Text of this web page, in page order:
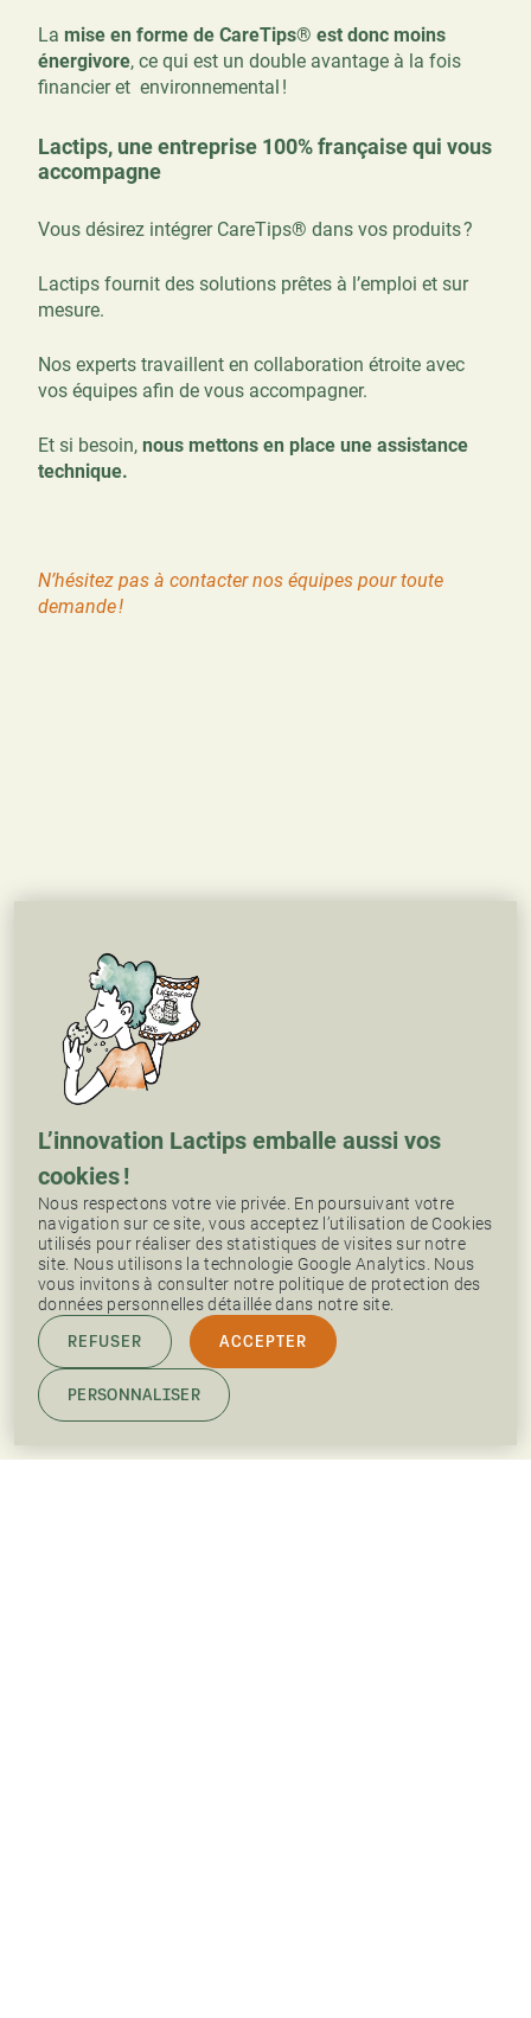
La mise en forme de CareTips® est donc moins
énergivore, ce qui est un double avantage à la fois
financier et environnemental !
Lactips, une entreprise 100% française qui vous
accompagne
Vous désirez intégrer CareTips® dans vos produits ?
Lactips fournit des solutions prêtes à l’emploi et sur
mesure.
Nos experts travaillent en collaboration étroite avec
vos équipes afin de vous accompagner.
Et si besoin, nous mettons en place une assistance
technique.
N’hésitez pas à contacter nos équipes pour toute
demande !
L’innovation Lactips emballe aussi vos
cookies !
Nous respectons votre vie privée. En poursuivant votre
navigation sur ce site, vous acceptez l’utilisation de Cookies
utilisés pour réaliser des statistiques de visites sur notre
site. Nous utilisons la technologie Google Analytics. Nous
vous invitons à consulter notre politique de protection des
données personnelles détaillée dans notre site.
REFUSER ACCEPTER
PERSONNALISER